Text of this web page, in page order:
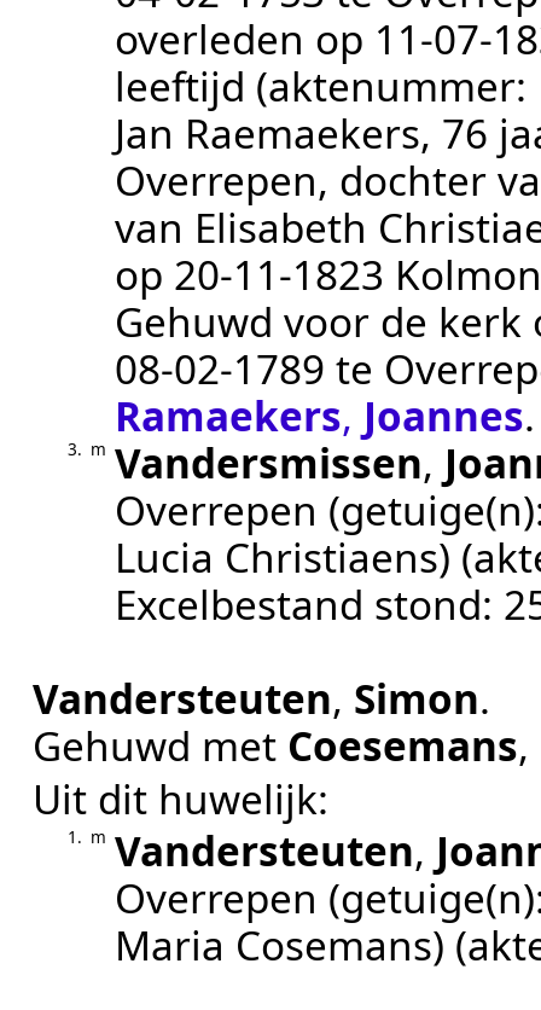
overleden op
leeftijd (aktenummer:
Jan Raemaekers, 76
Overrepen, dochter
van Elisabeth
op 20‑11‑1823
Gehuwd voor de
08‑02‑1789 te
Ramaekers, Joannes.
3. m Vandersmissen,
Overrepen
Lucia Christiaens)
Excelbestand stond:
Vandersteuten, Simon.
Gehuwd met Coesemans,
Uit dit huwelijk:
1. m Vandersteuten,
Overrepen
Maria Cosemans)